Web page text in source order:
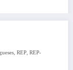
, REP, REP-